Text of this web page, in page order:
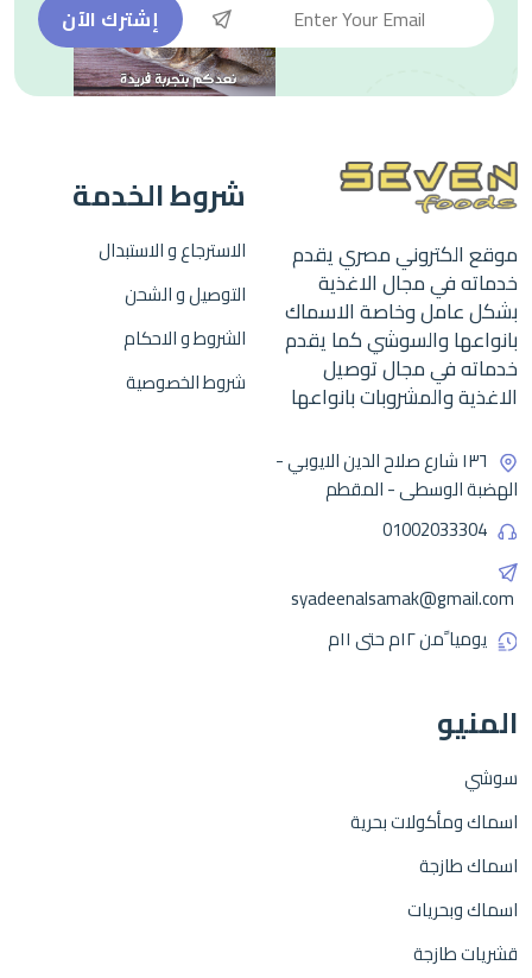
إشترك الآن
موقع الكتروني مصري يقدم
خدماته في مجال الاغذية
بشكل عامل وخاصة الاسماك
بانواعها والسوشي كما يقدم
خدماته في مجال توصيل
الاغذية والمشروبات بانواعها
١٣٦ شارع صلاح الدين الايوبي -
الهضبة الوسطى - المقطم
01002033304
syadeenalsamak@gmail.com
يوميا ًمن ١٢م حتى ١١م
شروط الخدمة
الاسترجاع و الاستبدال
التوصيل و الشحن
الشروط و الاحكام
شروط الخصوصية
المنيو
سوشي
اسماك ومأكولات بحرية
اسماك طازجة
اسماك وبحريات
قشريات طازجة